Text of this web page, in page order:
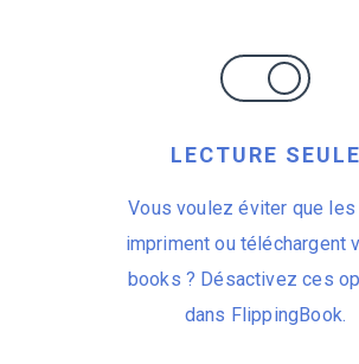
LECTURE SEULE
Vous voulez éviter que les
impriment ou téléchargent
books ? Désactivez ces
dans FlippingBook.